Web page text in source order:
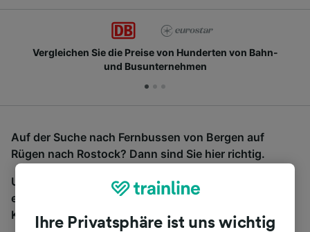
Vergleichen Sie die Preise von Hunderten von Bahn-
und Busunternehmen
Auf der Suche nach Fernbussen von Bergen auf
Rügen nach Rostock? Dann sind Sie hier richtig.
Um Bustickets zu finden, starten Sie einfach oben
eine Suche und wir vergleichen Fahrtzeiten und
Kosten für Bahn- und Busreisen miteinander.
Ihre Privatsphäre ist uns wichtig